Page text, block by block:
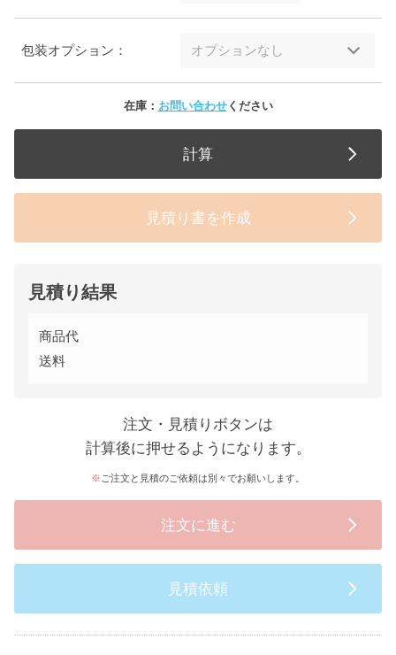
包装オプション：
在庫： お問い合わせください
計算
見積り書を作成
見積り結果
商品代
送料
注文・見積りボタンは
計算後に押せるようになります。
ご注文と見積のご依頼は別々でお願いします。
注文に進む
見積依頼